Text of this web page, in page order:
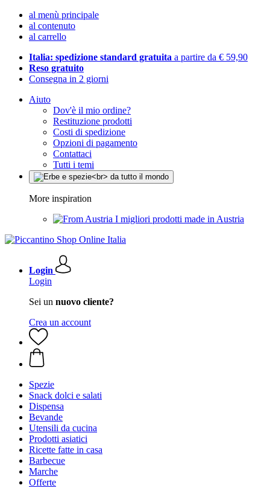
al menù principale
al contenuto
al carrello
Italia: spedizione standard gratuita a partire da € 59,90
Reso gratuito
Consegna in 2 giorni
Aiuto
Dov'è il mio ordine?
Restituzione prodotti
Costi di spedizione
Opzioni di pagamento
Contattaci
Tutti i temi
More inspiration
I migliori prodotti made in Austria
Login
Login
Sei un nuovo cliente?
Crea un account
Spezie
Snack dolci e salati
Dispensa
Bevande
Utensili da cucina
Prodotti asiatici
Ricette fatte in casa
Barbecue
Marche
Offerte